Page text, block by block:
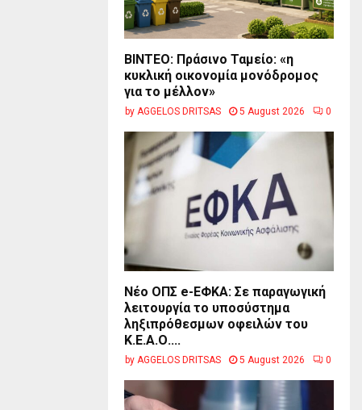
BINTEO: Πράσινο Ταμείο: «η
κυκλική οικονομία μονόδρομος
για το μέλλον»
by AGGELOS DRITSAS 5 August 2026 0
Νέο ΟΠΣ e-ΕΦΚΑ: Σε παραγωγική
λειτουργία το υποσύστημα
ληξιπρόθεσμων οφειλών του
Κ.Ε.Α.Ο....
by AGGELOS DRITSAS 5 August 2026 0